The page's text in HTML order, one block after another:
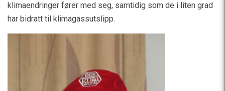
klimaendringer fører med seg, samtidig som de i liten grad
har bidratt til klimagassutslipp.